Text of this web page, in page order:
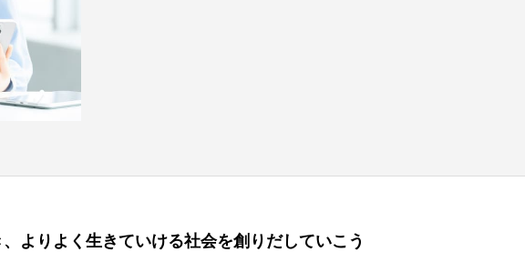
よりよく⽣きていける社会を創りだしていこう